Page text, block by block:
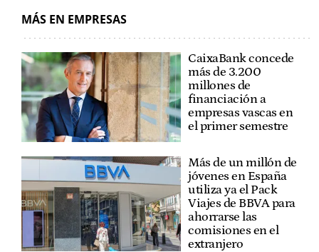
MÁS EN EMPRESAS
CaixaBank concede
más de 3.200
millones de
financiación a
empresas vascas en
el primer semestre
Más de un millón de
jóvenes en España
utiliza ya el Pack
Viajes de BBVA para
ahorrarse las
comisiones en el
extranjero